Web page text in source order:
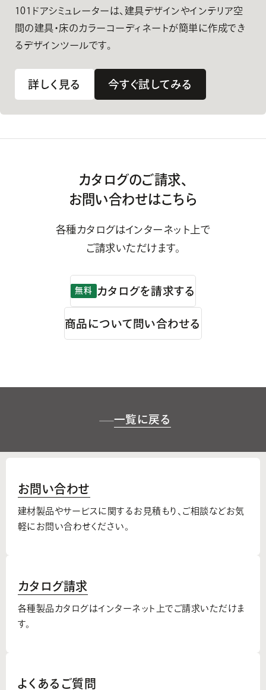
101ドアシミュレーターは、建具デザインやインテリア空
間の建具・床のカラーコーディネートが簡単に作成でき
るデザインツールです。
詳しく見る 今すぐ試してみる
カタログのご請求、
お問い合わせはこちら
各種カタログはインターネット上で
ご請求いただけます。
無料 カタログを請求する
商品について問い合わせる
一覧に戻る
お問い合わせ
建材製品やサービスに関するお見積もり、 ご相談などお気
軽にお問い合わせください。
カタログ請求
各種製品カタログはインターネット上でご請求いただけま
す。
よくあるご質問